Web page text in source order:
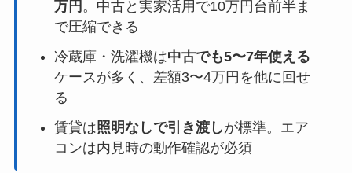
万円 。中古と実家活用で10万円台前半ま
で圧縮できる
冷蔵庫・洗濯機は中古でも5〜7年使える
ケースが多く、差額3〜4万円を他に回せ
る
賃貸は照明なしで引き渡しが標準。エア
コンは内見時の動作確認が必須